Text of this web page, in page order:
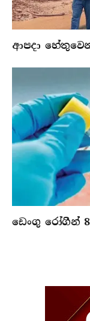
ආපදා
ඩෙංගු රෝගීන්